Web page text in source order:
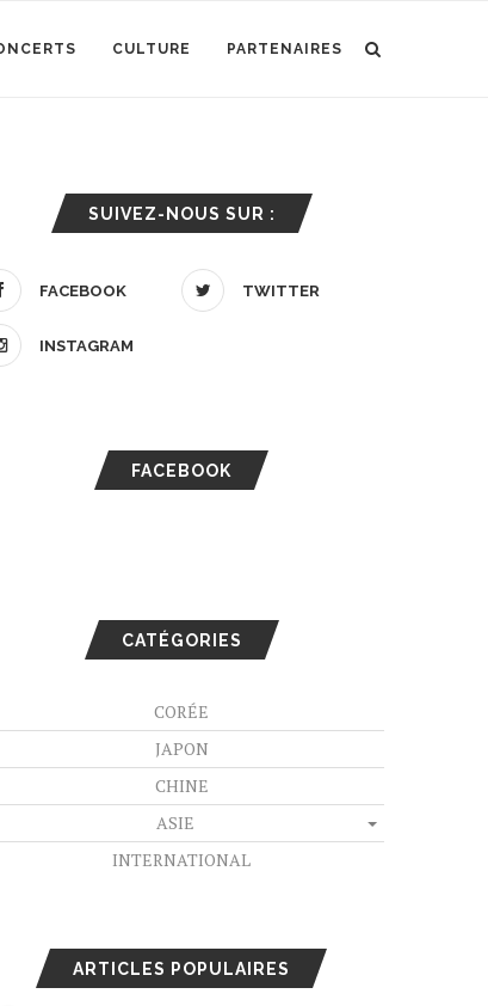
CULTURE PARTENAIRES
SUIVEZ-NOUS SUR :
FACEBOOK TWITTER
INSTAGRAM
FACEBOOK
CATÉGORIES
CORÉE
JAPON
CHINE
ASIE
INTERNATIONAL
ARTICLES POPULAIRES